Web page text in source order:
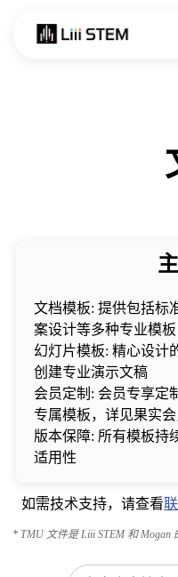
文档模板: 提供包括标
案设计等多种专业模板
幻灯片模板: 精心设计
创建专业演示文稿
会员定制: 会员专享定
专属模板，详见果实会
版本保障: 所有模板持
适用性
如需技术支持，请查看
* TMU 文件是 Liii STEM 和 Mogan